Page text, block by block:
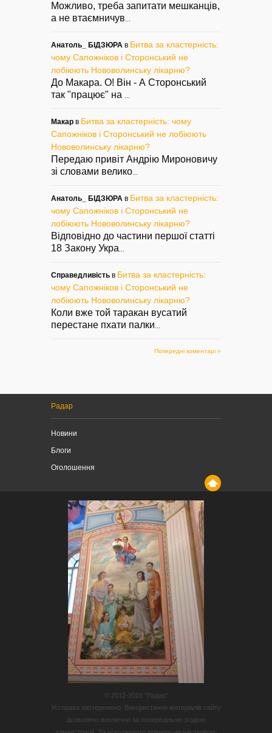
Можливо, треба запитати мешканців,
а не втаємничув
Анатоль_ БІДЗЮРА в Битва за кластерність:
чому Сапожніков і Сторонський не
лобіюють Нововолинську лікарню?
До Макара. О! Він - А Сторонський
так "працює" на
Макар в Битва за кластерність: чому
Сапожніков і Сторонський не лобіюють
Нововолинську лікарню?
Передаю привіт Андрію Мироновичу
зі словами велико
Анатоль_ БІДЗЮРА в Битва за кластерність:
чому Сапожніков і Сторонський не
лобіюють Нововолинську лікарню?
Відповідно до частини першої статті
18 Закону Укра
Справедливість в Битва за кластерність:
чому Сапожніков і Сторонський не
лобіюють Нововолинську лікарню?
Коли вже той таракан вусатий
перестане пхати палки
Попередні коментарі »
Радар
Новини
Блоги
Оголошення
© 2012-2016 “Радар”
Усі права застережено. Використання матеріалів сайту
дозволено виключно за попередньою згодою